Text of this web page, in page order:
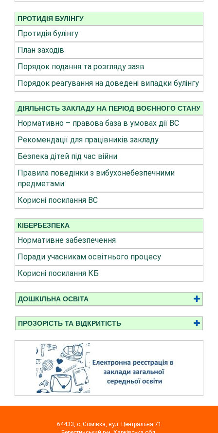
ПРОТИДІЯ БУЛІНГУ
Протидія булінгу
План заходів
Порядок подання та розгляду заяв
Порядок реагування на доведені випадки булінгу
ДІЯЛЬНІСТЬ ЗАКЛАДУ НА ПЕРІОД ВОЄННОГО СТАНУ
Нормативно – правова база в умовах дії ВС
Рекомендації для працівників закладу
Безпека дітей під час війни
Правила поведінки з вибухонебезпечними
предметами
Корисні посилання ВС
КІБЕРБЕЗПЕКА
Нормативне забезпечення
Поради учасникам освітнього процесу
Корисні посилання КБ
ДОШКІЛЬНА ОСВІТА
ПРОЗОРІСТЬ ТА ВІДКРИТІСТЬ
64433, с. Сомівка, вул. Центральна 71